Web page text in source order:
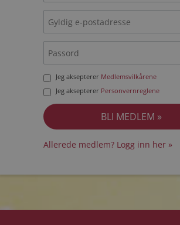
Jeg aksepterer Medlemsvilkårene
Jeg aksepterer Personvernreglene
Allerede medlem? Logg inn her »